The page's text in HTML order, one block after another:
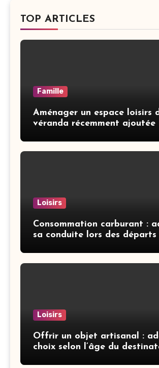
TOP ARTICLES
Famille
Aménager un espace loisirs
véranda récemment ajoutée
Loisirs
Consommation carburant :
sa conduite lors des départs
Loisirs
Offrir un objet artisanal :
choix selon l’âge du